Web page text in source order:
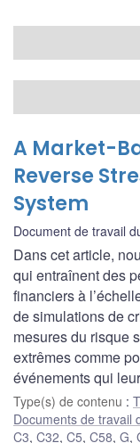
A Market-
Reverse
System
Document de travail
Dans cet article,
qui entraînent des
financiers à
de simulations de
mesures du risque
extrêmes comme
événements qui
Type(s) de contenu :
Documents de travail
C3, C32, C5, C58, G,